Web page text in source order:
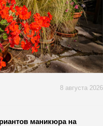
8 августа 2026
маникюра на